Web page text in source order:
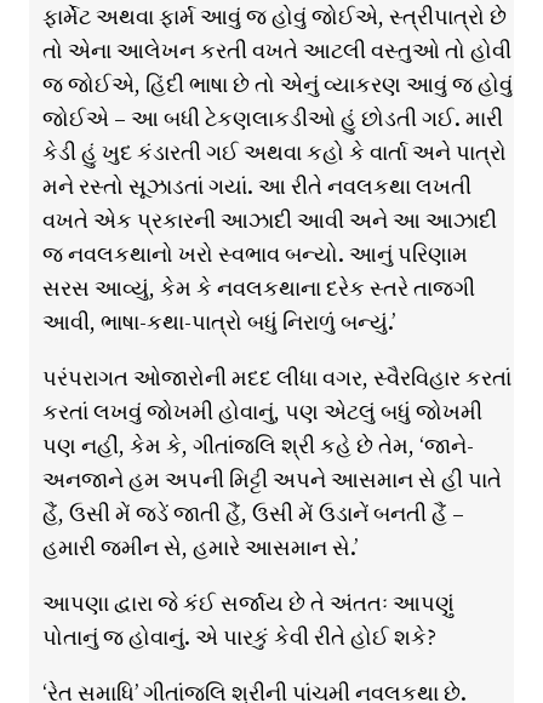
ફાર્મેટ અથવા ફાર્મ આવું જ હોવું જોઈએ, સ્ત્રીપાત્રો છે
તો એના આલેખન કરતી વખતે આટલી વસ્તુઓ તો હોવી
જ જોઈએ, હિંદી ભાષા છે તો એનું વ્યાકરણ આવું જ હોવું
જોઈએ – આ બધી ટેકણલાકડીઓ હું છોડતી ગઈ. મારી
કેડી હું ખુદ કંડારતી ગઈ અથવા કહો કે વાર્તા અને પાત્રો
મને રસ્તો સૂઝાડતાં ગયાં. આ રીતે નવલકથા લખતી
વખતે એક પ્રકારની આઝાદી આવી અને આ આઝાદી
જ નવલકથાનો ખરો સ્વભાવ બન્યો. આનું પરિણામ
સરસ આવ્યું, કેમ કે નવલકથાના દરેક સ્તરે તાજગી
આવી, ભાષા-કથા-પાત્રો બધું નિરાળું બન્યું.’
પરંપરાગત ઓજારોની મદદ લીધા વગર, સ્વૈરવિહાર કરતાં
કરતાં લખવું જોખમી હોવાનું, પણ એટલું બધું જોખમી
પણ નહીં, કેમ કે, ગીતાંજલિ શ્રી કહે છે તેમ, ‘જાને-
અનજાને હમ અપની મિટ્ટી અપને આસમાન સે હી પાતે
હૈં, ઉસી મેં જડેં જાતી હૈં, ઉસી મેં ઉડાનેં બનતી હૈં –
હમારી જમીન સે, હમારે આસમાન સે.’
આપણા દ્વારા જે કંઈ સર્જાય છે તે અંતતઃ આપણું
પોતાનું જ હોવાનું. એ પારકું કેવી રીતે હોઈ શકે?
‘રેત સમાધિ’ ગીતાંજલિ શ્રીની પાંચમી નવલકથા છે.